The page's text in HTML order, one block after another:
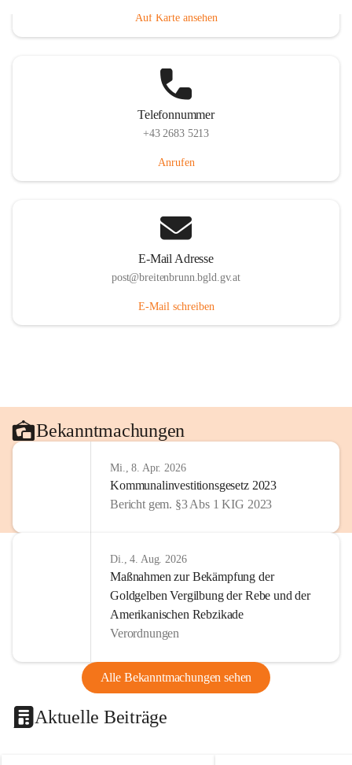
Auf Karte ansehen
Telefonnummer
+43 2683 5213
Anrufen
E-Mail Adresse
post@breitenbrunn.bgld.gv.at
E-Mail schreiben
Bekanntmachungen
Mi., 8. Apr. 2026
Kommunalinvestitionsgesetz 2023
Bericht gem. §3 Abs 1 KIG 2023
Di., 4. Aug. 2026
Maßnahmen zur Bekämpfung der
Goldgelben Vergilbung der Rebe und der
Amerikanischen Rebzikade
Verordnungen
Alle Bekanntmachungen sehen
Aktuelle Beiträge